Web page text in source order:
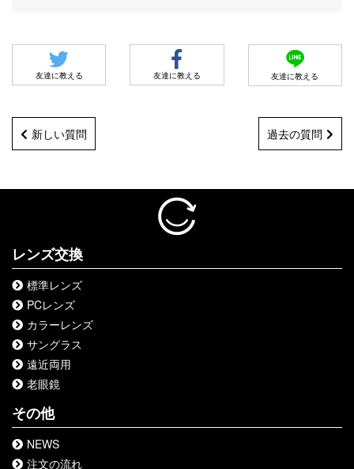
友達に教える 友達に教える 友達に教える
新しい質問 過去の質問
レンズ交換
標準レンズ
PCレンズ
カラーレンズ
サングラス
遠近両用
老眼鏡
その他
NEWS
注文の流れ